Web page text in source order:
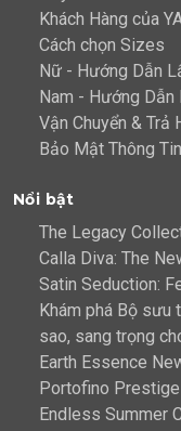
Khách Hàng của
Cách chọn Sizes
Nữ - Hướng Dẫn
Nam - Hướng
Vận Chuyển & Trả
Bảo Mật Thông Tin
Nổi bật
The Legacy
Calla Diva: The
Satin Seduction:
Khám phá Bộ sưu
sao, sang trọng
Earth Essence
Portofino
Endless Summer